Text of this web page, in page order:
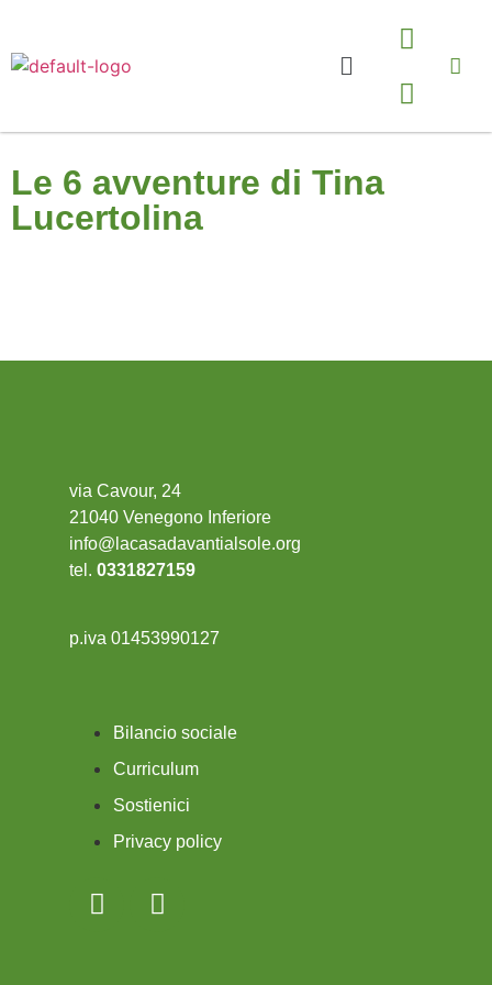
Le 6 avventure di Tina
Lucertolina
via Cavour, 24
21040 Venegono Inferiore
info@lacasadavantialsole.org
tel. 0331827159
p.iva 01453990127
Bilancio sociale
Curriculum
Sostienici
Privacy policy